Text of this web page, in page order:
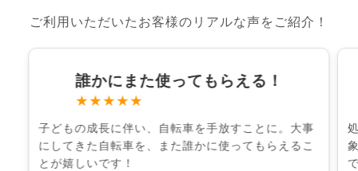
ご利用いただいたお客様のリアルな声をご紹介！
誰かにまた使ってもらえる！
★★★★★
子どもの成長に伴い、自転車を手放すことに。大事
にしてきた自転車を、また誰かに使ってもらえるこ
とが嬉しいです！